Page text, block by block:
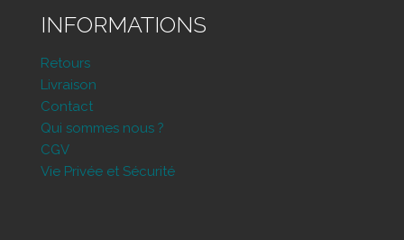
INFORMATIONS
Retours
Livraison
Contact
Qui sommes nous ?
CGV
Vie Privée et Sécurité